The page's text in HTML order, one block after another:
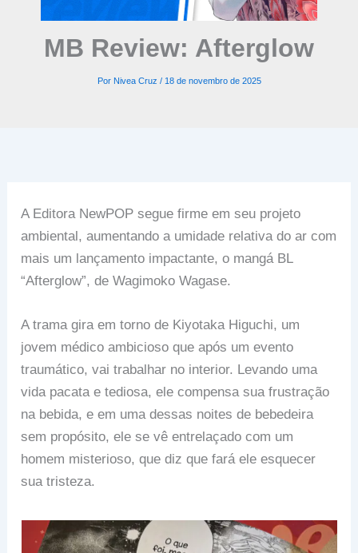
MB Review: Afterglow
Por Nivea Cruz / 18 de novembro de 2025
A Editora NewPOP segue firme em seu projeto
ambiental, aumentando a umidade relativa do ar com
mais um lançamento impactante, o mangá BL
“Afterglow”, de Wagimoko Wagase.
A trama gira em torno de Kiyotaka Higuchi, um
jovem médico ambicioso que após um evento
traumático, vai trabalhar no interior. Levando uma
vida pacata e tediosa, ele compensa sua frustração
na bebida, e em uma dessas noites de bebedeira
sem propósito, ele se vê entrelaçado com um
homem misterioso, que diz que fará ele esquecer
sua tristeza.